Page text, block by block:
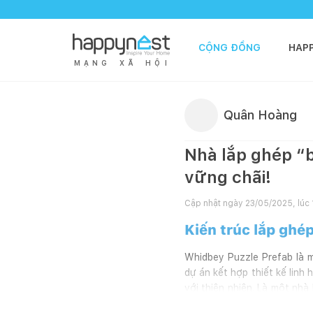
M Ạ N G X Ã H Ộ I
CỘNG ĐỒNG
Quân Hoàng
Nhà lắp ghép
vững chãi!
Cập nhật ngày 23/05/2025, lúc
Kiến trúc lắp
Whidbey Puzzle Prefab là
dự án kết hợp thiết kế linh
với thiên nhiên. Là một